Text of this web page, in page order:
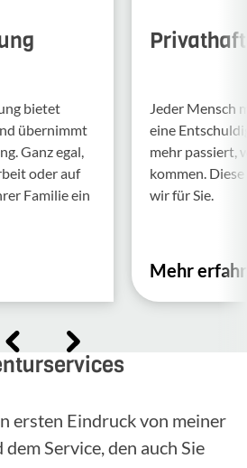
bietet
über­nimmt
Ganz egal,
oder auf
Familie ein
Jeder Mensch
eine
mehr passiert,
kommen.
wir für Sie.
Mehr
ersten Eindruck von meiner
Service, den auch Sie